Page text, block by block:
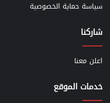
سياسة حماية الخصوصية
شاركنا
اعلن معنا
خدمات الموقع